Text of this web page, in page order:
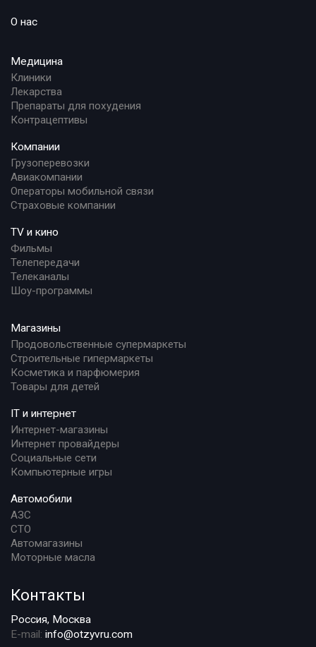
О нас
Медицина
Клиники
Лекарства
Препараты для похудения
Контрацептивы
Компании
Грузоперевозки
Авиакомпании
Операторы мобильной связи
Страховые компании
TV и кино
Фильмы
Телепередачи
Телеканалы
Шоу-программы
Магазины
Продовольственные супермаркеты
Строительные гипермаркеты
Косметика и парфюмерия
Товары для детей
IT и интернет
Интернет-магазины
Интернет провайдеры
Социальные сети
Компьютерные игры
Автомобили
АЗС
СТО
Автомагазины
Моторные масла
Контакты
Россия, Москва
E-mail: info@otzyvru.com